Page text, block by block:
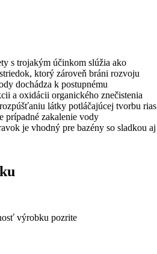
s trojakým účinkom slúžia ako
ktorý zároveň bráni rozvoju
dochádza k postupnému
a oxidácii organického znečistenia
látky potláčajúcej tvorbu rias
prípadné zakalenie vody
je vhodný pre bazény so sladkou aj
výrobku pozrite